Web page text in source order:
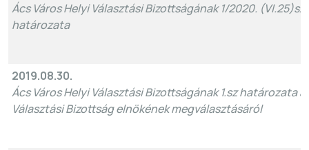
Ács Város Helyi Választási Bizottságának 1/2020. (VI.25)sz.
határozata
2019.08.30.
Ács Város Helyi Választási Bizottságának 1.sz határozata a
Választási Bizottság elnökének megválasztásáról